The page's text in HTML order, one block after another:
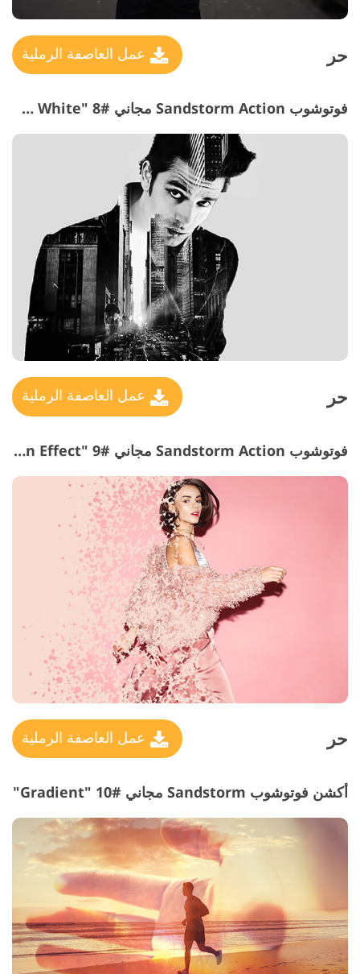
حر عمل العاصفة الرملية
فوتوشوب Sandstorm Action مجاني #8 "Black & White"
حر عمل العاصفة الرملية
فوتوشوب Sandstorm Action مجاني #9 "Dispersion Effect"
حر عمل العاصفة الرملية
أكشن فوتوشوب Sandstorm مجاني #10 "Gradient"